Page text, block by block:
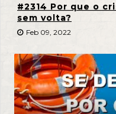
#2314 Por que o
sem volta?
Feb 09, 2022